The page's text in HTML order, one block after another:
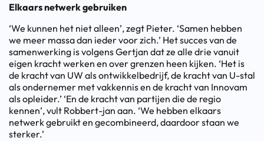
Elkaars netwerk gebruiken
‘We kunnen het niet alleen’, zegt Pieter. ‘Samen hebben
we meer massa dan ieder voor zich.’ Het succes van de
samenwerking is volgens Gertjan dat ze alle drie vanuit
eigen kracht werken en over grenzen heen kijken. ‘Het is
de kracht van UW als ontwikkelbedrijf, de kracht van U-stal
als ondernemer met vakkennis en de kracht van Innovam
als opleider.’ ‘En de kracht van partijen die de regio
kennen’, vult Robbert-jan aan. ‘We hebben elkaars
netwerk gebruikt en gecombineerd, daardoor staan we
sterker.’